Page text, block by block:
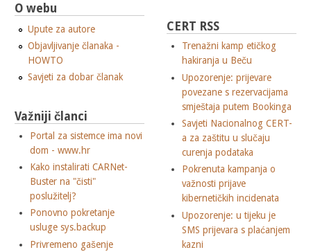
O webu
Upute za autore
Objavljivanje članaka -
HOWTO
Savjeti za dobar članak
Važniji članci
Portal za sistemce ima novi
dom - www.hr
Kako instalirati CARNet-
Buster na "čisti"
poslužitelj?
Ponovno pokretanje
usluge sys.backup
Privremeno gašenje
CERT RSS
Trenažni kamp etičkog
hakiranja u Beču
Upozorenje: prijevare
povezane s rezervacijama
smještaja putem Bookinga
Savjeti Nacionalnog CERT-
a za zaštitu u slučaju
curenja podataka
Pokrenuta kampanja o
važnosti prijave
kibernetičkih incidenata
Upozorenje: u tijeku je
SMS prijevara s plaćanjem
kazni